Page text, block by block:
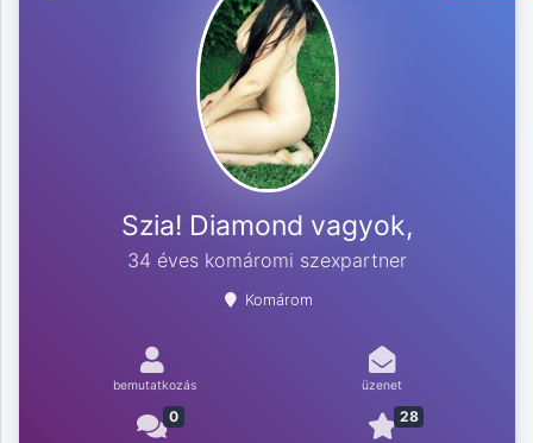
Szia! Diamond vagyok,
34 éves komáromi szexpartner
Komárom
bemutatkozás üzenet
0 28